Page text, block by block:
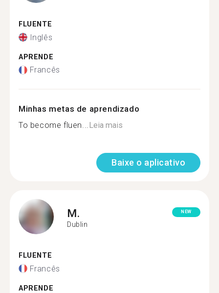
FLUENTE
Inglês
APRENDE
Francês
Minhas metas de aprendizado
To become fluen...Leia mais
Baixe o aplicativo
M.
Dublin
NEW
FLUENTE
Francês
APRENDE